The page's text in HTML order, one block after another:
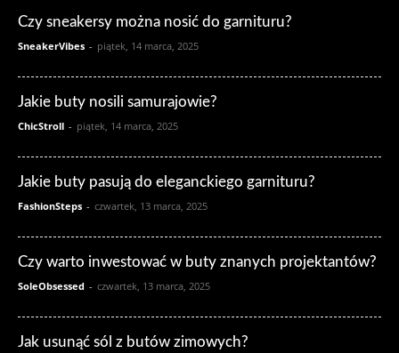
Czy sneakersy można nosić do garnituru?
SneakerVibes - piątek, 14 marca, 2025
Jakie buty nosili samurajowie?
ChicStroll - piątek, 14 marca, 2025
Jakie buty pasują do eleganckiego garnituru?
FashionSteps - czwartek, 13 marca, 2025
Czy warto inwestować w buty znanych projektantów?
SoleObsessed - czwartek, 13 marca, 2025
Jak usunąć sól z butów zimowych?